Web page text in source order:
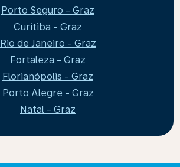
Porto Seguro - Graz
Curitiba - Graz
Rio de Janeiro - Graz
Fortaleza - Graz
Florianópolis - Graz
Porto Alegre - Graz
Natal - Graz